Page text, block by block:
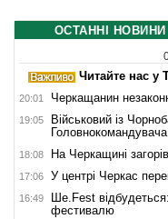
ОСТАННІ НОВИНИ
Читайте нас у
20:01 Черкащанин
19:05
Військовий із
18:08 На Черкащині
17:06 У центрі Черкас
16:49
Ше.Fest
фестивалю